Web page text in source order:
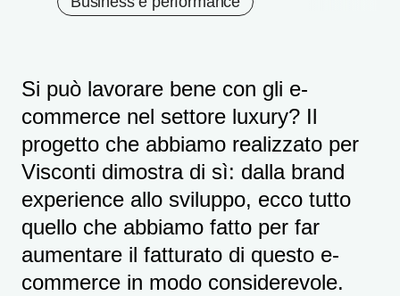
Si può lavorare bene con gli e-
commerce nel settore luxury? Il
progetto che abbiamo realizzato per
Visconti dimostra di sì: dalla brand
experience allo sviluppo, ecco tutto
quello che abbiamo fatto per far
aumentare il fatturato di questo e-
commerce in modo considerevole.